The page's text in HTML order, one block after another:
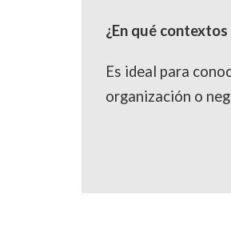
¿En qué
Es ideal para
organización o